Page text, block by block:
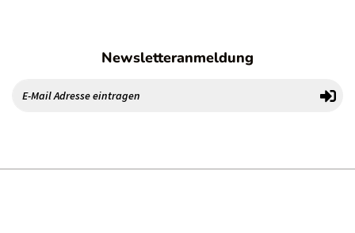
Newsletteranmeldung